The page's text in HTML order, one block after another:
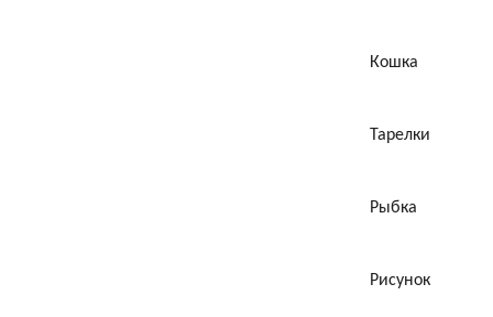
Кошка
Тарелки
Рыбка
Рисунок